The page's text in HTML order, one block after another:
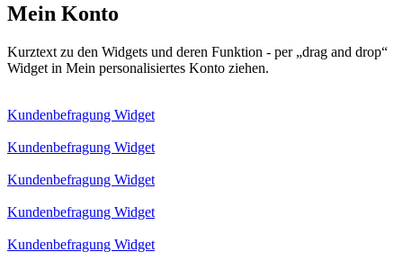
Mein Konto
Kurztext zu den Widgets und deren Funktion - per „drag and drop“
Widget in Mein personalisiertes Konto ziehen.
Kundenbefragung Widget
Kundenbefragung Widget
Kundenbefragung Widget
Kundenbefragung Widget
Kundenbefragung Widget